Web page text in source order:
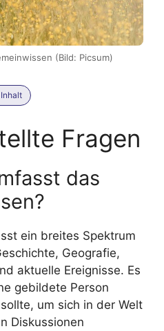
(Bild: Picsum)
Fragen
das
ein breites Spektrum
Geografie,
aktuelle Ereignisse. Es
gebildete Person
um sich in der Welt
Diskussionen